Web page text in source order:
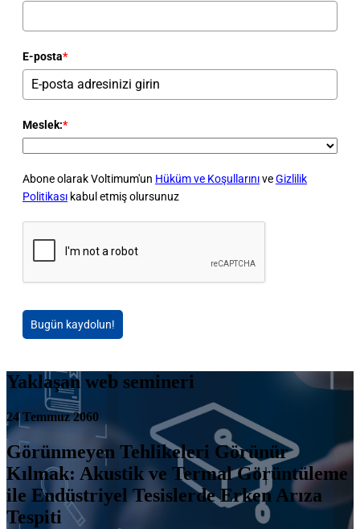
E-posta*
Meslek:*
Abone olarak Voltimum'un Hüküm ve KoşullarınıveGizlilik
Politikası kabul etmiş olursunuz
Bugün kaydolun!
Yaklaşan web semineri
24 Temmuz 2060
Görünmeyen Tehlikeleri Görünür
Kılmak: Akustik ve Termal Görüntüleme
ile Endüstriyel Tesislerde Erken Arıza
Tespiti